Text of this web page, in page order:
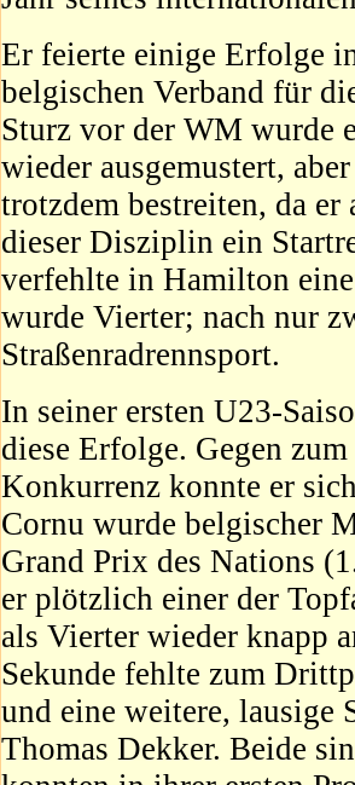
Er feierte einige Erfolge
belgischen Verband für
Sturz vor der WM wurde
wieder ausgemustert,
trotzdem bestreiten, da
dieser Disziplin ein
verfehlte in Hamilton
wurde Vierter; nach nur
Straßenradrennsport.
In seiner ersten U23-
diese Erfolge. Gegen
Konkurrenz konnte er
Cornu wurde belgischer
Grand Prix des Nations
er plötzlich einer der
als Vierter wieder knapp
Sekunde fehlte zum
und eine weitere, lausige
Thomas Dekker. Beide